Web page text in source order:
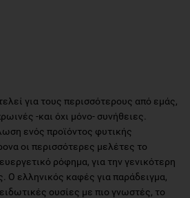
για τους περισσότερους από εμάς,
-και όχι μόνο- συνήθειες.
ενός προϊόντος φυτικής
οι περισσότερες μελέτες το
ρόφημα, για την γενικότερη
Ο ελληνικός καφές για παράδειγμα,
ουσίες με πιο γνωστές, το